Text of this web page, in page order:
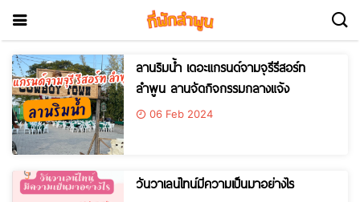
ลานริมน้ำ เดอะแกรนด์จามจุรีรีสอร์ท
ลำพูน ลานจัดกิจกรรมกลางแจ้ง
06 Feb 2024
วันวาเลน์ไทน์มีความเป็นมาอย่างไร